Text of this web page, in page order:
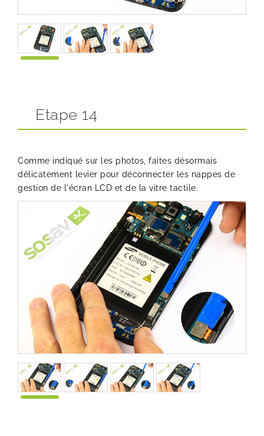
Etape 14
Comme indiqué sur les photos, faites désormais
délicatement levier pour déconnecter les nappes de
gestion de l'écran LCD et de la vitre tactile.